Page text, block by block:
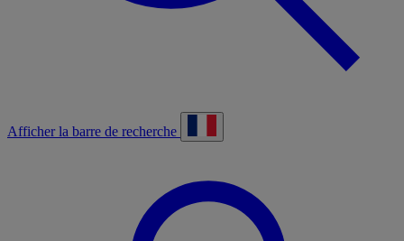
Afficher la barre de recherche